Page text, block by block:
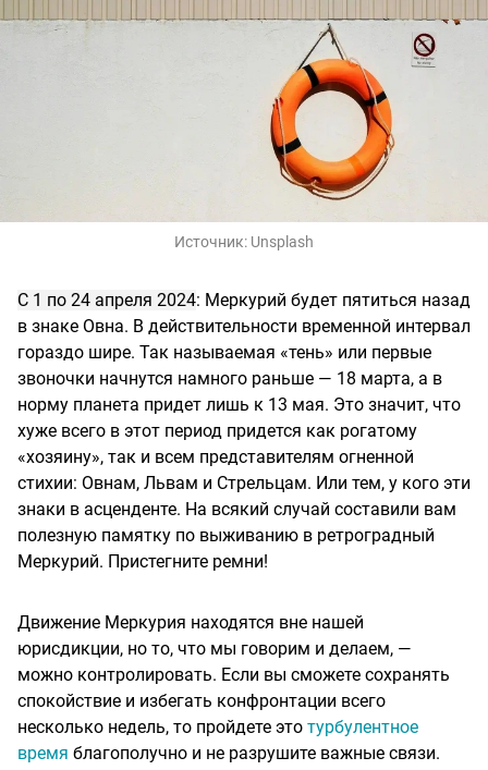
Источник: Unsplash
С 1 по 24 апреля 2024: Меркурий будет пятиться назад
в знаке Овна. В действительности временной интервал
гораздо шире. Так называемая «тень» или первые
звоночки начнутся намного раньше — 18 марта, а в
норму планета придет лишь к 13 мая. Это значит, что
хуже всего в этот период придется как рогатому
«хозяину», так и всем представителям огненной
стихии: Овнам, Львам и Стрельцам. Или тем, у кого эти
знаки в асценденте. На всякий случай составили вам
полезную памятку по выживанию в ретроградный
Меркурий. Пристегните ремни!
Движение Меркурия находятся вне нашей
юрисдикции, но то, что мы говорим и делаем, —
можно контролировать. Если вы сможете сохранять
спокойствие и избегать конфронтации всего
несколько недель, то пройдете это турбулентное
время благополучно и не разрушите важные связи.